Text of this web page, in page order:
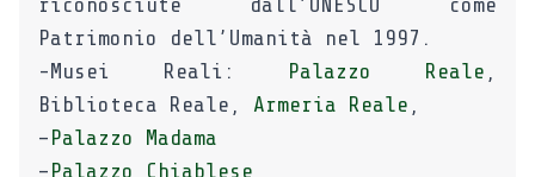
Patrimonio dell’Umanità nel 1997.
-Musei Reali:
Palazzo Reale
Biblioteca Reale, Armeria Reale
– Palazzo Madama
– Palazzo Chiablese